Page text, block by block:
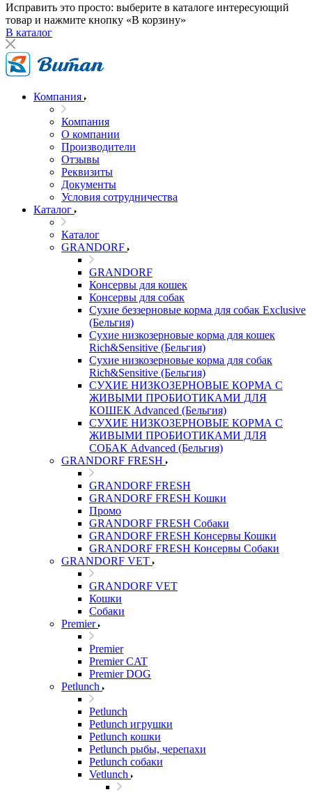
Исправить это просто: выберите в каталоге интересующий
товар и нажмите кнопку «В корзину»
В каталог
Компания
Компания
О компании
Производители
Отзывы
Реквизиты
Документы
Условия сотрудничества
Каталог
Каталог
GRANDORF
GRANDORF
Консервы для кошек
Консервы для собак
Сухие беззерновые корма для собак Exclusive
(Бельгия)
Сухие низкозерновые корма для кошек
Rich&Sensitive (Бельгия)
Сухие низкозерновые корма для собак
Rich&Sensitive (Бельгия)
СУХИЕ НИЗКОЗЕРНОВЫЕ КОРМА С
ЖИВЫМИ ПРОБИОТИКАМИ ДЛЯ
КОШЕК Advanced (Бельгия)
СУХИЕ НИЗКОЗЕРНОВЫЕ КОРМА С
ЖИВЫМИ ПРОБИОТИКАМИ ДЛЯ
СОБАК Advanced (Бельгия)
GRANDORF FRESH
GRANDORF FRESH
GRANDORF FRESH Кошки
Промо
GRANDORF FRESH Собаки
GRANDORF FRESH Консервы Кошки
GRANDORF FRESH Консервы Собаки
GRANDORF VET
GRANDORF VET
Кошки
Собаки
Premier
Premier
Premier CAT
Premier DOG
Petlunch
Petlunch
Petlunch игрушки
Petlunch кошки
Petlunch рыбы, черепахи
Petlunch собаки
Vetlunch